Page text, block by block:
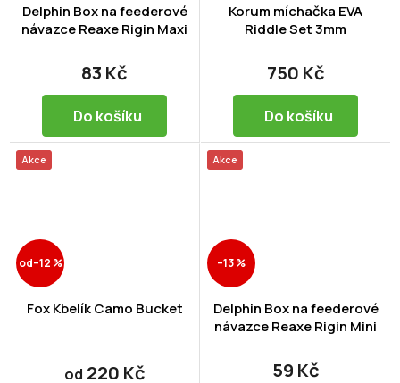
Delphin Box na feederové
návazce Reaxe Rigin Maxi
83 Kč
Do košíku
Korum míchačka EVA
Riddle Set 3mm
750 Kč
Do košíku
Akce
od–12 %
Fox Kbelík Camo Bucket
od 220 Kč
Akce
–13 %
Delphin Box na feederové
návazce Reaxe Rigin Mini
59 Kč